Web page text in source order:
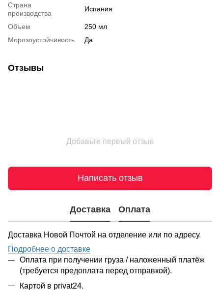
Страна
производства
Испания
Объем
250 мл
Морозоустойчивость
Да
Отзывы
Добавьте первый отзыв
Написать отзыв
Доставка Оплата
Доставка Новой Почтой на отделение или по адресу.
Подробнее о доставке
Оплата при получении груза / наложенный платёж
(требуется предоплата перед отправкой).
Картой в privat24.